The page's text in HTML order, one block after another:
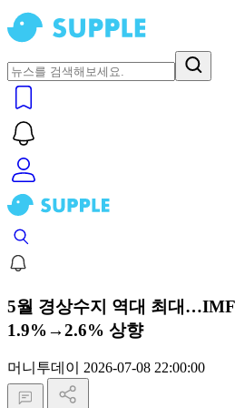
5월 경상수지 역대 최대
1.9%→2.6% 상향
머니투데이 2026-07-08 22:00:00